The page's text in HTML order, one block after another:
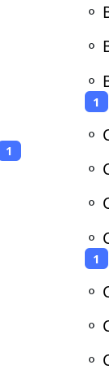
1
⚬
⚬
⚬
1
⚬
⚬
⚬
⚬
1
⚬
⚬
⚬